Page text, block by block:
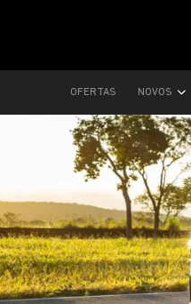
OFERTAS NOVOS